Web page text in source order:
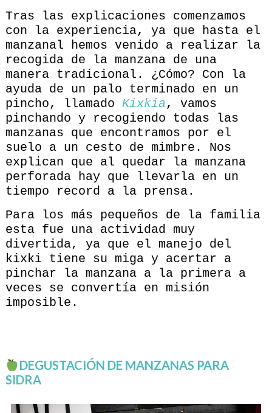
Tras las explicaciones comenzamos
con la experiencia, ya que hasta el
manzanal hemos venido a realizar la
recogida de la manzana de una
manera tradicional. ¿Cómo? Con la
ayuda de un palo terminado en un
pincho, llamado Kixkia, vamos
pinchando y recogiendo todas las
manzanas que encontramos por el
suelo a un cesto de mimbre. Nos
explican que al quedar la manzana
perforada hay que llevarla en un
tiempo record a la prensa.
Para los más pequeños de la familia
esta fue una actividad muy
divertida, ya que el manejo del
kixki tiene su miga y acertar a
pinchar la manzana a la primera a
veces se convertía en misión
imposible.
DEGUSTACIÓN DE MANZANAS PARA
SIDRA